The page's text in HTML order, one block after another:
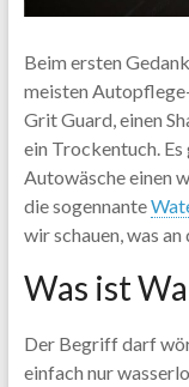
Beim ersten
meisten
Grit Guard, einen
ein Trockentuch.
Autowäsche einen
die sogennante
wir schauen, was
Was ist
Der Begriff darf
einfach nur